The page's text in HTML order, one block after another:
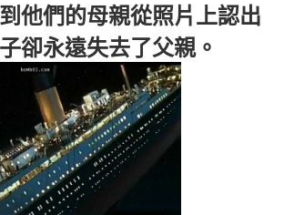
他們的母親從照片上認出
卻永遠失去了父親。